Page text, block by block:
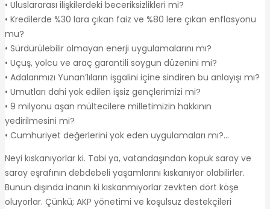
• Uluslararası ilişkilerdeki beceriksizlikleri mi?
• Kredilerde %30 lara çıkan faiz ve %80 lere çıkan enflasyonu
mu?
• Sürdürülebilir olmayan enerji uygulamalarını mı?
• Uçuş, yolcu ve araç garantili soygun düzenini mi?
• Adalarımızı Yunan’lıların işgalini içine sindiren bu anlayışı mı?
• Umutları dahi yok edilen işsiz gençlerimizi mi?
• 9 milyonu aşan mültecilere milletimizin hakkının
yedirilmesini mi?
• Cumhuriyet değerlerini yok eden uygulamaları mı?…
Neyi kıskanıyorlar ki. Tabi ya, vatandaşından kopuk saray ve
saray eşrafının debdebeli yaşamlarını kıskanıyor olabilirler.
Bunun dışında inanın ki kıskanmıyorlar zevkten dört köşe
oluyorlar. Çünkü; AKP yönetimi ve koşulsuz destekçileri